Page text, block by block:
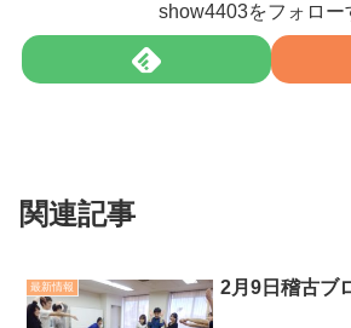
show4403をフォロー
関連記事
最新情報 2月9日稽古ブ